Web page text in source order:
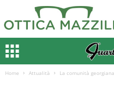
Home Attualità La comunità